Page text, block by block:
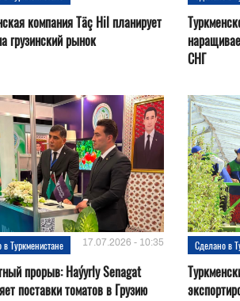
компания Täç Hil планирует
грузинский рынок
СНГ
Туркменистане 17.07.2026 - 10:35
прорыв: Haýyrly Senagat
поставки томатов в Грузию
Сделано в